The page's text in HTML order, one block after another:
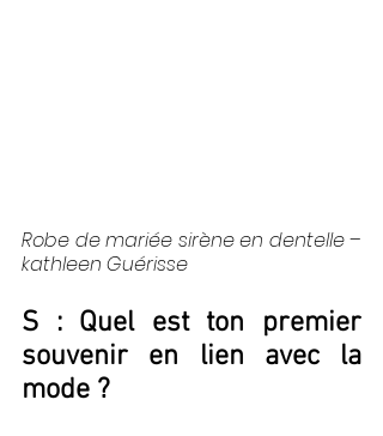
Robe de mariée sirène en dentelle –
kathleen Guérisse
S : Quel est ton premier
souvenir en lien avec la
mode ?